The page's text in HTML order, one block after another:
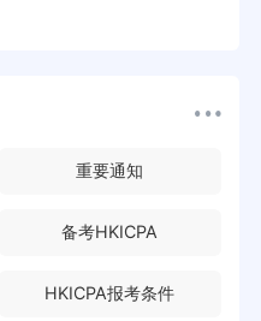
重要通知
备考HKICPA
HKICPA报考条件